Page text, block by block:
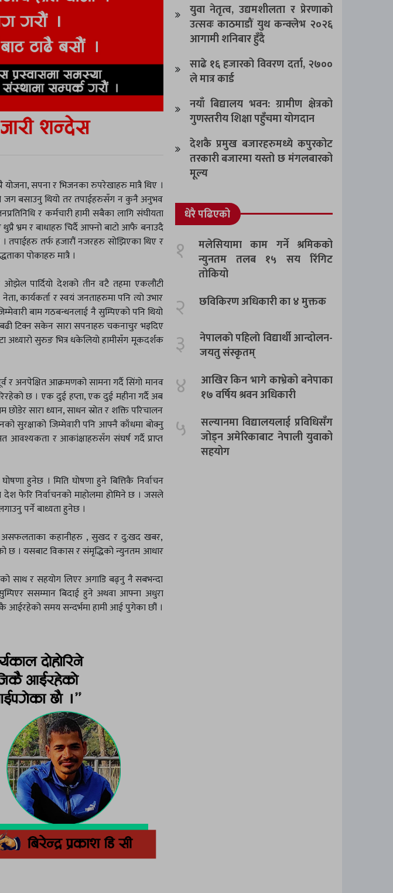
सपना र भिजनका रुपरेखाहरु मात्रै थिए ।
जग बसाउनु थियो तर तपाईहरुसँग न कुनै अनुभव
र कर्मचारी हामी सबैका लागि संघीयता
भ्रम र बाधाहरु चिर्दै आफ्नो बाटो आफै बनाउदै
। तपाईहरु तर्फ हजारौं नजरहरु सोझिएका थिए र
पोकाहरु मात्रै ।
पार्दियो देशको तीन वटै तहमा एकलौटी
कार्यकर्ता र स्वयं जनताहरुमा पनि त्यो उभार
बाम गठबन्धनलाई नै सुम्पिएको पनि थियो
बढी टिक्न सकेन सारा सपनाहरु चकनाचुर भइदिए
अध्यारो सुरुङ भित्र धकेलियो हामीसँग मूकदर्शक
र अनपेक्षित आक्रमणको सामना गर्दै सिंगो मानव
छ । एक दुई हप्ता, एक दुई महीना गर्दै अब
सारा ध्यान, साधन स्रोत र शक्ति परिचालन
सुरक्षाको जिम्मेवारी पनि आफ्नै काँधमा बोक्नु
आवश्यकता र आकांक्षाहरुसँग संघर्ष गर्दै प्राप्त
हुनेछ । मिति घोषणा हुने बित्तिकै निर्वाचन
फेरि निर्वाचनको माहोलमा होमिने छ । जसले
पर्ने बाध्यता हुनेछ ।
र असफलताका कहानीहरु , सुखद र दु:खद खबर,
छ । यसबाट विकास र संमृद्धिको न्युनतम आधार
साथ र सहयोग लिएर अगाडि बढ्नु नै सबभन्दा
ससम्मान बिदाई हुने अथवा आफ्ना अधुरा
आईरहेको समय सन्दर्भमा हामी आई पुगेका छौं ।
युवा नेतृत्व, उद्यमशीलता र प्रेरणाको
उत्सवः काठमाडौं युथ कन्क्लेभ २०२६
आगामी शनिबार हुँदै
साढे १६ हजारको विवरण दर्ता, २७००
ले मात्र कार्ड
नयाँ बिद्यालय भवन: ग्रामीण क्षेत्रको
गुणस्तरीय शिक्षा पहुँचमा योगदान
देशकै प्रमुख बजारहरुमध्ये कपुरकोट
तरकारी बजारमा यस्तो छ मंगलबारको
मूल्य
धेरै पढिएको
१
मलेसियामा काम गर्ने श्रमिकको
न्युनतम तलब १५ सय रिंगिट
तोकियो
२ छविकिरण अधिकारी का ४ मुक्तक
३
नेपालकाे पहिलाे विद्यार्थी आन्दोलन-
जयतु संस्कृतम्‌
४
आखिर किन भागे काभ्रेको बनेपाका
१७ वर्षिय श्रवन अधिकारी
५
सल्यानमा विद्यालयलाई प्रविधिसँग
जोड्न अमेरिकाबाट नेपाली युवाको
सहयोग